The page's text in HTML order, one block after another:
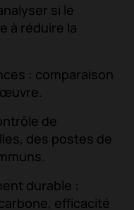
si le
à réduire la
: comparaison
de
des postes de
durable :
efficacité